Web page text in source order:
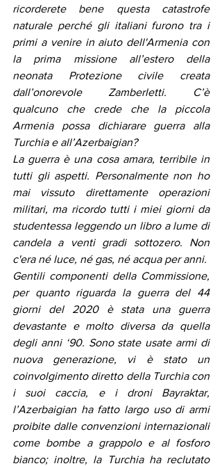
ricorderete bene questa catastrofe
naturale perché gli italiani furono tra i
primi a venire in aiuto dell'Armenia con
la prima missione all’estero della
neonata Protezione civile creata
dall’onorevole Zamberletti. C’è
qualcuno che crede che la piccola
Armenia possa dichiarare guerra alla
Turchia e all’Azerbaigian?
La guerra è una cosa amara, terribile in
tutti gli aspetti. Personalmente non ho
mai vissuto direttamente operazioni
militari, ma ricordo tutti i miei giorni da
studentessa leggendo un libro a lume di
candela a venti gradi sottozero. Non
c'era né luce, né gas, né acqua per anni.
Gentili componenti della Commissione,
per quanto riguarda la guerra del 44
giorni del 2020 è stata una guerra
devastante e molto diversa da quella
degli anni ‘90. Sono state usate armi di
nuova generazione, vi è stato un
coinvolgimento diretto della Turchia con
i suoi caccia, e i droni Bayraktar,
l’Azerbaigian ha fatto largo uso di armi
proibite dalle convenzioni internazionali
come bombe a grappolo e al fosforo
bianco; inoltre, la Turchia ha reclutato